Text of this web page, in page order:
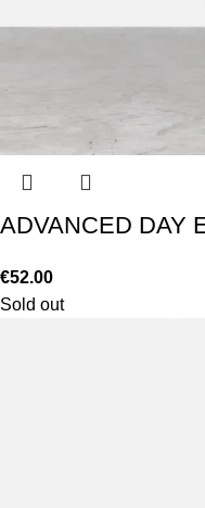
ADVANCED DAY
€52.00
Sold out